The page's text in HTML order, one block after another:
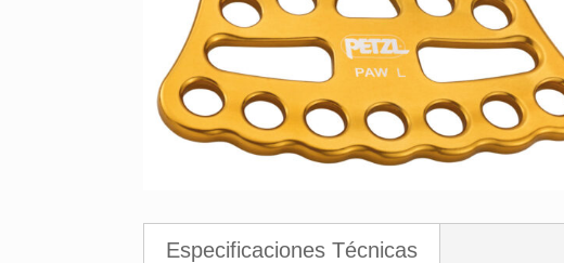
Especificaciones Técnicas